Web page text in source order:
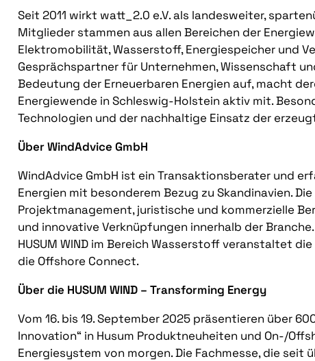
Seit 2011 wirkt watt_2.0 e.V. als landesweiter,
Mitglieder stammen aus allen Bereichen der
Elektromobilität, Wasserstoff, Energiespeicher und
Gesprächspartner für Unternehmen, Wissenschaft
Bedeutung der Erneuerbaren Energien auf, macht
Energiewende in Schleswig-Holstein aktiv mit.
Technologien und der nachhaltige Einsatz der
Über WindAdvice GmbH
WindAdvice GmbH ist ein Transaktionsberater und
Energien mit besonderem Bezug zu Skandinavien.
Projektmanagement, juristische und kommerzielle
und innovative Verknüpfungen innerhalb der
HUSUM WIND im Bereich Wasserstoff veranstaltet
die Offshore Connect.
Über die HUSUM WIND – Transforming Energy
Vom 16. bis 19. September 2025 präsentieren über
Innovation“ in Husum Produktneuheiten und On-/
Energiesystem von morgen. Die Fachmesse, die seit